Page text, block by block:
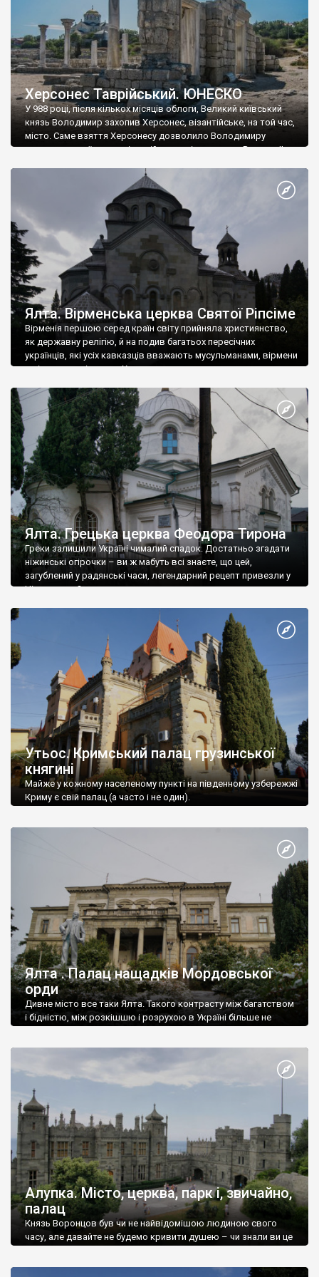
Херсонес Таврійський. ЮНЕСКО
У 988 році, після кількох місяців облоги, Великий київський
князь Володимир захопив Херсонес, візантійське, на той час,
місто. Саме взяття Херсонесу дозволило Володимиру
диктувати свої умови візантійському імператору Василю ІІ, та
Херсонесі Володимир-язичник, став Василем-християнином.
А потім було Хрещення Русі. На честь Херсонесу Таврійського
Ялта. Вірменська церква Святої Ріпсіме
Вірменія першою серед країн світу прийняла християнство,
як державну релігію, й на подив багатьох пересічних
українців, які усіх кавказців вважають мусульманами, вірмени
є відданими вірянами Христа
Ялта. Грецька церква Феодора Тирона
Греки залишили Україні чималий спадок. Достатньо згадати
ніжинські огірочки – ви ж мабуть всі знаєте, що цей,
загублений у радянські часи, легендарний рецепт привезли у
Ніжин греки?
Утьос. Кримський палац грузинської
княгині
Майже у кожному населеному пункті на південному узбережжі
Криму є свій палац (а часто і не один).
Ялта . Палац нащадків Мордовської
орди
Дивне місто все таки Ялта. Такого контрасту між багатством
і бідністю, між розкішшю і розрухою в Україні більше не
Алупка. Місто, церква, парк і, звичайно,
палац
Князь Воронцов був чи не найвідомішою людиною свого
часу, але давайте не будемо кривити душею – чи знали ви це